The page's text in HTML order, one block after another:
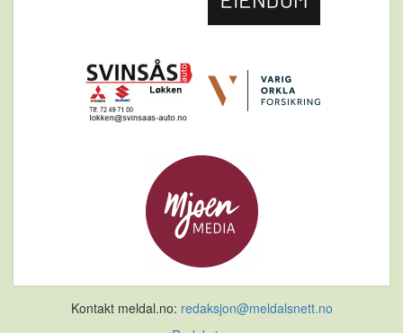
Kontakt meldal.no: redaksjon@meldalsnett.no